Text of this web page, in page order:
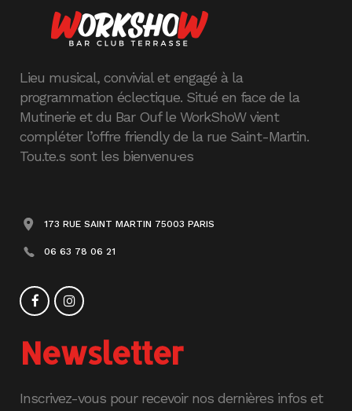
Lieu musical, convivial et engagé à la
programmation éclectique. Situé en face de la
Mutinerie et du Bar Ouf le WorkShoW vient
compléter l’offre friendly de la rue Saint-Martin.
Tou.te.s sont les bienvenu·es
173 RUE SAINT MARTIN 75003 PARIS
06 63 78 06 21
Newsletter
Inscrivez-vous pour recevoir nos dernières infos et